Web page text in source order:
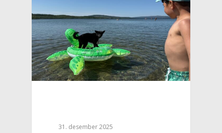
31. desember 2025